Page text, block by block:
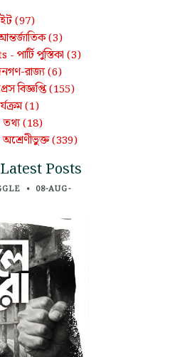
(97)
(3)
- পার্টি পুস্তিকা (3)
রাজ্য(6)
বিজ্ঞপ্তি(155)
(1)
তথ্য(18)
অশ্রেণীভুক্ত(339)
Latest Posts
• 08-AUG-